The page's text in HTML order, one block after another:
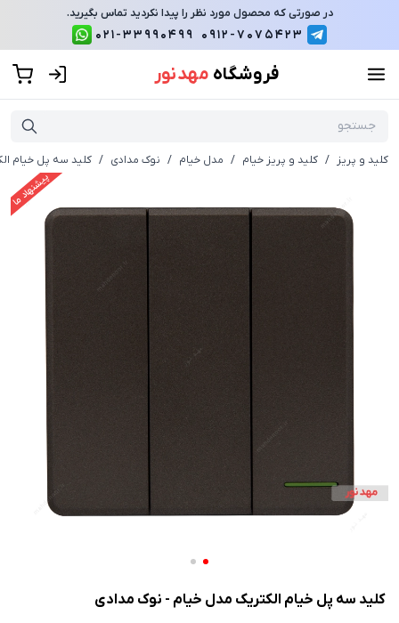
در صورتی که محصول مورد نظر را پیدا نکردید تماس بگیرید.
0912-7075423
021-33990499
فروشگاه مهد نور
کلید و پریز / کلید و پریز خیام / مدل خیام / نوک مدادی / کلید سه پل خیام
پیشنهاد ما
کلید سه پل خیام الکتریک مدل خیام - نوک مدادی